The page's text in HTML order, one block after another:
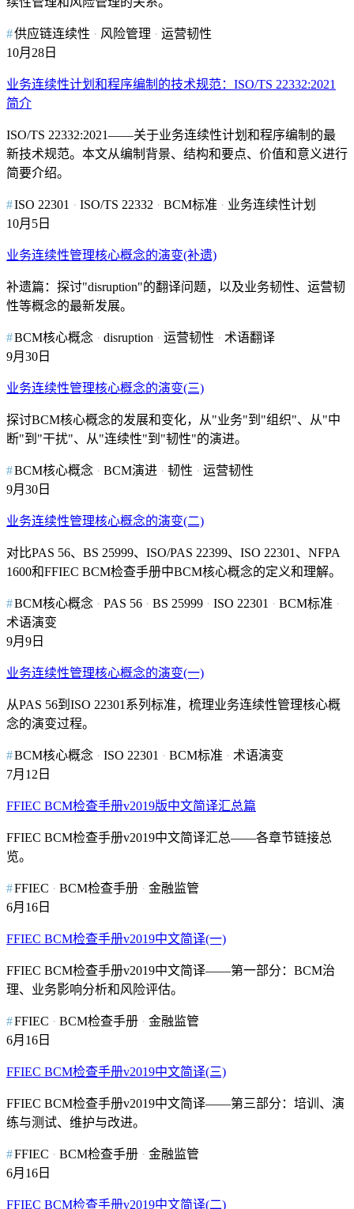
供应链连续性 风险管理
运营韧性
10月28日
业务连续性计划和程序编制的技术规范：ISO/TS 22332:2021
简介
ISO/TS 22332:2021——关于业务连续性计划和程序编制的最
新技术规范。本文从编制背景、结构和要点、价值和意义进行
简要介绍。
ISO 22301 ISO/TS 22332 BCM标准
业务连续性计划
10月5日
业务连续性管理核心概念的演变(补遗)
补遗篇：探讨"disruption"的翻译问题，以及业务韧性、运营韧
性等概念的最新发展。
BCM核心概念 disruption 运营韧性
术语翻译
9月30日
业务连续性管理核心概念的演变(三)
探讨BCM核心概念的发展和变化，从"业务"到"组织"、从"中
断"到"干扰"、从"连续性"到"韧性"的演进。
BCM核心概念 BCM演进 韧性
运营韧性
9月30日
业务连续性管理核心概念的演变(二)
对比PAS 56、BS 25999、ISO/PAS 22399、ISO 22301、NFPA
1600和FFIEC BCM检查手册中BCM核心概念的定义和理解。
BCM核心概念 PAS 56 BS 25999 ISO 22301
BCM标准
术语演变
9月9日
业务连续性管理核心概念的演变(一)
从PAS 56到ISO 22301系列标准，梳理业务连续性管理核心概
念的演变过程。
BCM核心概念 ISO 22301 BCM标准
术语演变
7月12日
FFIEC BCM检查手册v2019版中文简译汇总篇
FFIEC BCM检查手册v2019中文简译汇总——各章节链接总
览。
FFIEC BCM检查手册
金融监管
6月16日
FFIEC BCM检查手册v2019中文简译(一)
FFIEC BCM检查手册v2019中文简译——第一部分：BCM治
理、业务影响分析和风险评估。
FFIEC BCM检查手册
金融监管
6月16日
FFIEC BCM检查手册v2019中文简译(三)
FFIEC BCM检查手册v2019中文简译——第三部分：培训、演
练与测试、维护与改进。
FFIEC BCM检查手册
金融监管
6月16日
FFIEC BCM检查手册v2019中文简译(二)